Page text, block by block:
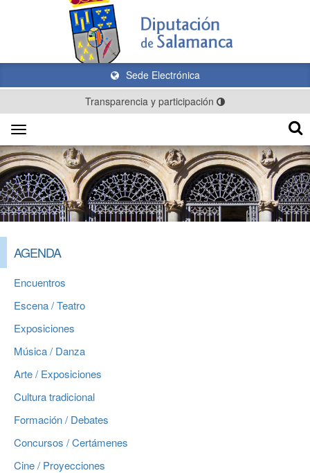
Sede Electrónica
Transparencia y participación
Toggle
navigation
AGENDA
Encuentros
Escena / Teatro
Exposiciones
Música / Danza
Arte / Exposiciones
Cultura tradicional
Formación / Debates
Concursos / Certámenes
Cine / Proyecciones